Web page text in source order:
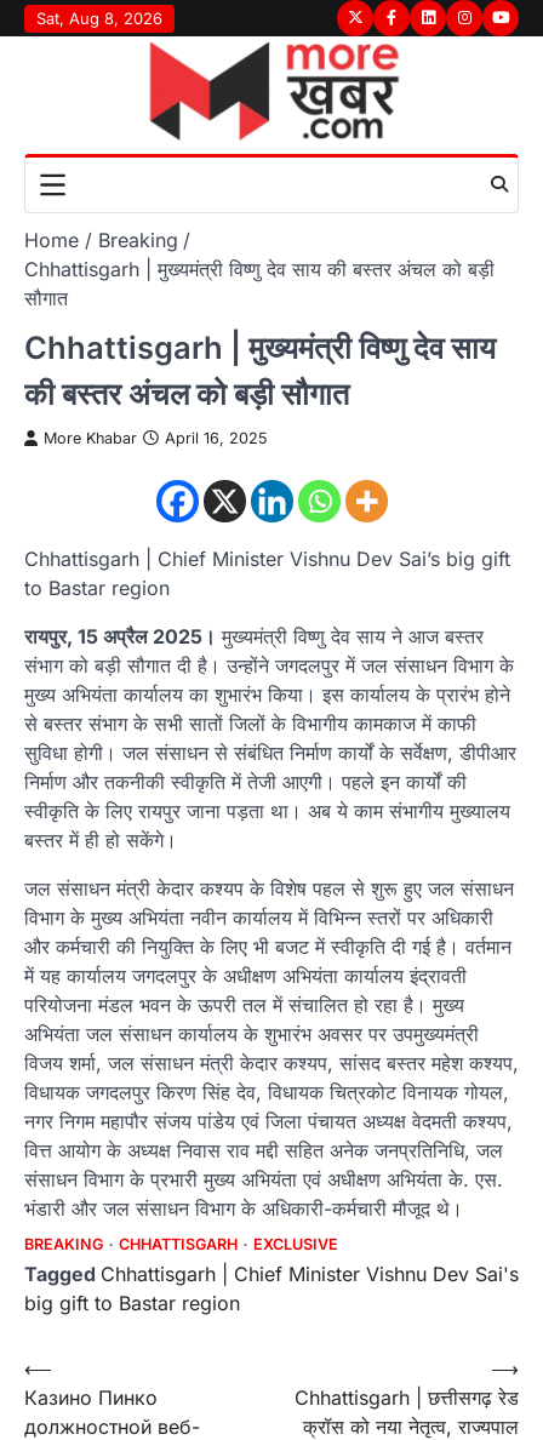
Skip
to
Sat, Aug 8, 2026 TwitterFacebook
LinkedInInstagram
Home
Breaking
Chhattisgarh | मुख्यमंत्री विष्णु देव साय की बस्तर अंचल को बड़ी
सौगात
Chhattisgarh | मुख्यमंत्री विष्णु देव साय
की बस्तर अंचल को बड़ी सौगात
More Khabar April 16, 2025
Chhattisgarh | Chief Minister Vishnu Dev Sai’s big gift
to Bastar region
रायपुर, 15 अप्रैल 2025। मुख्यमंत्री विष्णु देव साय ने आज बस्तर
संभाग को बड़ी सौगात दी है। उन्होंने जगदलपुर में जल संसाधन विभाग के
मुख्य अभियंता कार्यालय का शुभारंभ किया। इस कार्यालय के प्रारंभ होने
से बस्तर संभाग के सभी सातों जिलों के विभागीय कामकाज में काफी
सुविधा होगी। जल संसाधन से संबंधित निर्माण कार्यों के सर्वेक्षण, डीपीआर
निर्माण और तकनीकी स्वीकृति में तेजी आएगी। पहले इन कार्यों की
स्वीकृति के लिए रायपुर जाना पड़ता था। अब ये काम संभागीय मुख्यालय
बस्तर में ही हो सकेंगे।
जल संसाधन मंत्री केदार कश्यप के विशेष पहल से शुरू हुए जल संसाधन
विभाग के मुख्य अभियंता नवीन कार्यालय में विभिन्न स्तरों पर अधिकारी
और कर्मचारी की नियुक्ति के लिए भी बजट में स्वीकृति दी गई है। वर्तमान
में यह कार्यालय जगदलपुर के अधीक्षण अभियंता कार्यालय इंद्रावती
परियोजना मंडल भवन के ऊपरी तल में संचालित हो रहा है। मुख्य
अभियंता जल संसाधन कार्यालय के शुभारंभ अवसर पर उपमुख्यमंत्री
विजय शर्मा, जल संसाधन मंत्री केदार कश्यप, सांसद बस्तर महेश कश्यप,
विधायक जगदलपुर किरण सिंह देव, विधायक चित्रकोट विनायक गोयल,
नगर निगम महापौर संजय पांडेय एवं जिला पंचायत अध्यक्ष वेदमती कश्यप,
वित्त आयोग के अध्यक्ष निवास राव मद्दी सहित अनेक जनप्रतिनिधि, जल
संसाधन विभाग के प्रभारी मुख्य अभियंता एवं अधीक्षण अभियंता के. एस.
भंडारी और जल संसाधन विभाग के अधिकारी-कर्मचारी मौजूद थे।
BREAKING CHHATTISGARH EXCLUSIVE
Tagged Chhattisgarh | Chief Minister Vishnu Dev Sai's
big gift to Bastar region
Post
navigation
⟵
Казино Пинко
должностной веб-
Chhattisgarh | छत्तीसगढ़ रेड
क्रॉस को नया नेतृत्व, राज्यपाल
⟶